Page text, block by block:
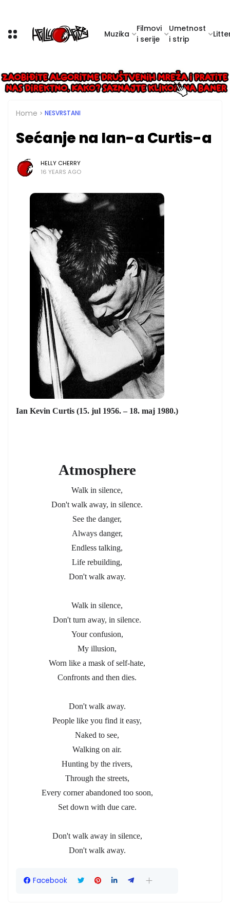
Muzika
Filmovi
i serije
Umetnost
i strip
Home NESVRSTANI
Sećanje na Ian-a Curtis-a
HELLY CHERRY
16 YEARS AGO
Ian Kevin Curtis (15. jul 1956. – 18. maj 1980.)
Atmosphere
Walk in silence,
Don't walk away, in silence.
See the danger,
Always danger,
Endless talking,
Life rebuilding,
Don't walk away.
Walk in silence,
Don't turn away, in silence.
Your confusion,
My illusion,
Worn like a mask of self-hate,
Confronts and then dies.
Don't walk away.
People like you find it easy,
Naked to see,
Walking on air.
Hunting by the rivers,
Through the streets,
Every corner abandoned too soon,
Set down with due care.
Don't walk away in silence,
Don't walk away.
Facebook